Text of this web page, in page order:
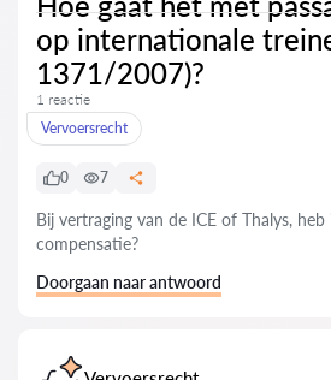
op internationale
1371/2007)?
1 reactie
Vervoersrecht
0 7
Bij vertraging van de ICE of Thalys,
compensatie?
Doorgaan naar antwoord